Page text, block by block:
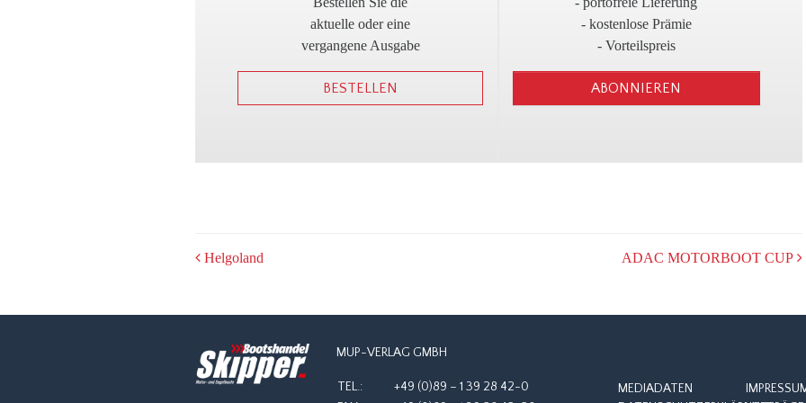
aktuelle oder eine
vergangene Ausgabe
BESTELLEN
- kostenlose Prämie
- Vorteilspreis
ABONNIEREN
POST
Helgoland ADAC MOTORBOOT CUP
MUP-VERLAG GMBH
TEL.:
+49 (0)89 – 1 39 28 42-0
MEDIADATEN